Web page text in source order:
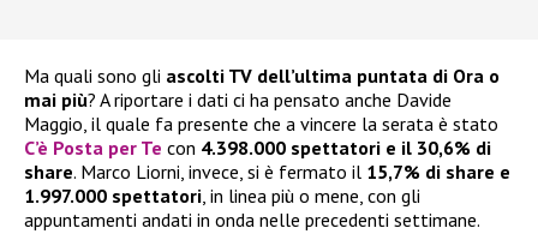
Ma quali sono gli ascolti TV dell’ultima puntata di Ora o
mai più? A riportare i dati ci ha pensato anche Davide
Maggio, il quale fa presente che a vincere la serata è stato
C’è Posta per Te con 4.398.000 spettatori e il 30,6% di
share. Marco Liorni, invece, si è fermato il 15,7% di share e
1.997.000 spettatori, in linea più o mene, con gli
appuntamenti andati in onda nelle precedenti settimane.